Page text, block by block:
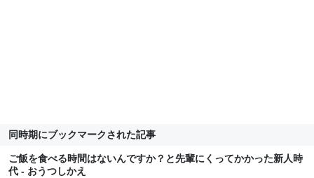
同時期にブックマークされた記事
ご飯を食べる時間はないんですか？と先輩にくってかかった新人時
代 - おうつしかえ